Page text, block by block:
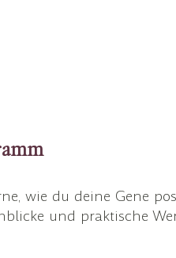
wie du deine Gene
und praktische